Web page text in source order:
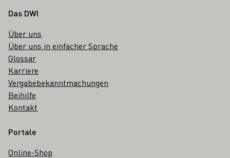
Fußbereich
Das DWI
Über uns
Über uns in einfacher Sprache
Glossar
Karriere
Vergabebekanntmachungen
Beihilfe
Kontakt
Portale
Online-Shop